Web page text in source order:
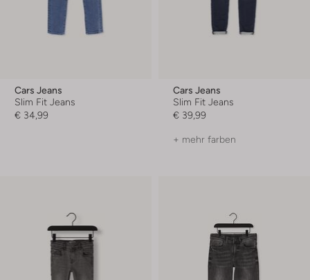
Cars Jeans
Slim Fit Jeans
€ 34,99
Cars Jeans
Slim Fit Jeans
€ 39,99
+ mehr farben